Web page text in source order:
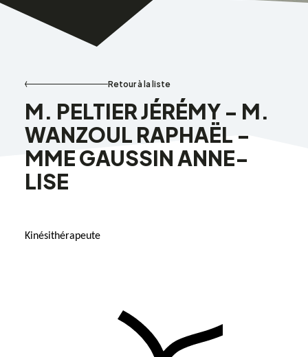
Retour à la liste
M. PELTIER JÉRÉMY - M.
WANZOUL RAPHAËL -
MME GAUSSIN ANNE-
LISE
Kiné­si­thé­ra­peute